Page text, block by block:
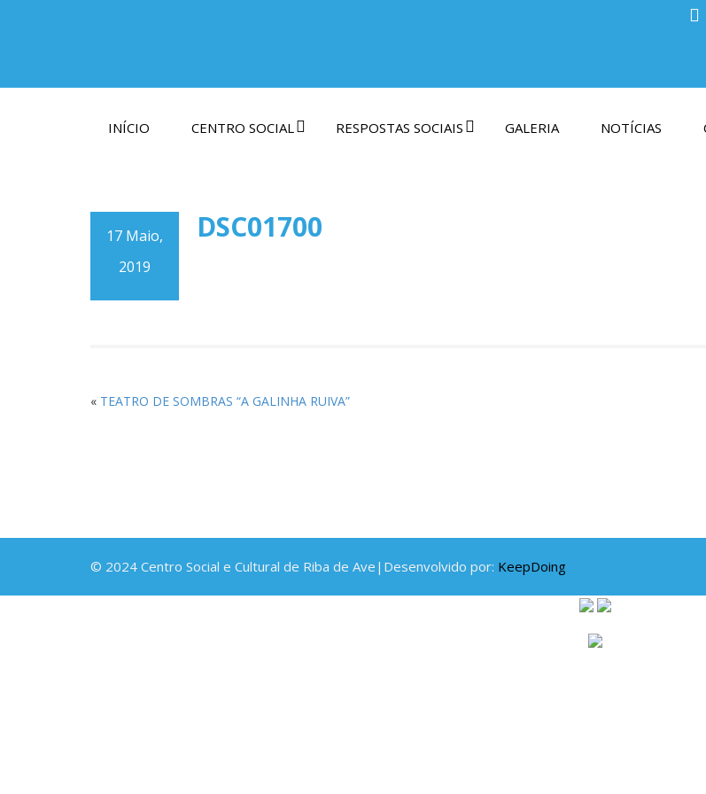
INÍCIO CENTRO SOCIAL RESPOSTAS SOCIAIS GALERIA NOTÍCIAS
17 Maio,
2019
DSC01700
« TEATRO DE SOMBRAS “A GALINHA RUIVA”
© 2024 Centro Social e Cultural de Riba de Ave|Desenvolvido por: KeepDoing